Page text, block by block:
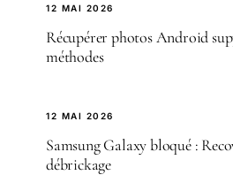
12 MAI 2026
Récupérer photos Android
méthodes
12 MAI 2026
Samsung Galaxy bloqué :
débrickage